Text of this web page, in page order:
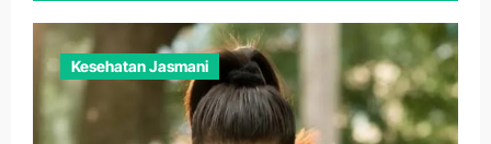
Kesehatan Jasmani